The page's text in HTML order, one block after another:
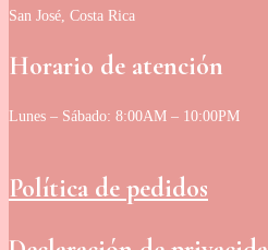
San José, Costa Rica
Horario de atención
Lunes – Sábado: 8:00AM – 10:00PM
Política de pedidos